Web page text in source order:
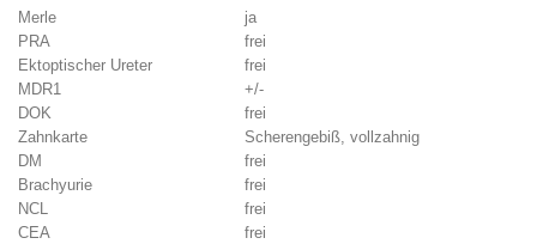
Merle
ja
PRA
frei
Ektoptischer Ureter
frei
MDR1
+/-
DOK
frei
Zahnkarte
Scherengebiß, vollzahnig
DM
frei
Brachyurie
frei
NCL
frei
CEA
frei